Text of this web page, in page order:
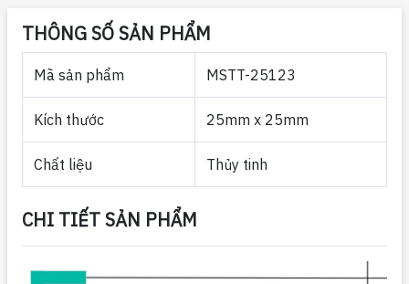
THÔNG SỐ SẢN PHẨM
Mã sản phẩm MSTT-25123
Kích thước 25mm x 25mm
Chất liệu Thủy tinh
CHI TIẾT SẢN PHẨM